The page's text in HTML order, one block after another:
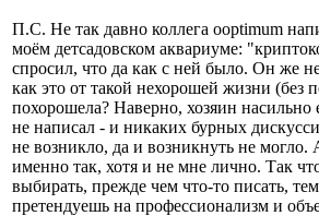
П.С. Не так давно коллега ooptimum
моём детсадовском аквариуме:
спросил, что да как с ней было. Он же
как это от такой нехорошей жизни (без
похорошела? Наверно, хозяин насильно
не написал - и никаких бурных
не возникло, да и возникнуть не
именно так, хотя и не мне лично. Так
выбирать, прежде чем что-то писать,
претендуешь на профессионализм и